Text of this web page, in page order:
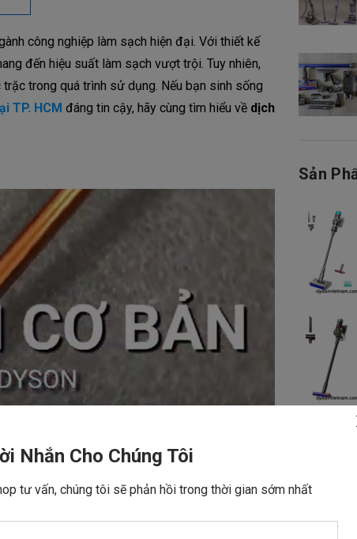
Nhắn Cho Chúng Tôi
tư vấn, chúng tôi sẽ phản hồi trong thời gian sớm nhất
công nghiệp làm sạch hiện đại. Với thiết kế
đến hiệu suất làm sạch vượt trội. Tuy nhiên,
trong quá trình sử dụng. Nếu bạn sinh sống
TP. HCM đáng tin cậy, hãy cùng tìm hiểu về dịch
Dyson V7, V8, V9, V10, V11, V12, V15 cam
Sản